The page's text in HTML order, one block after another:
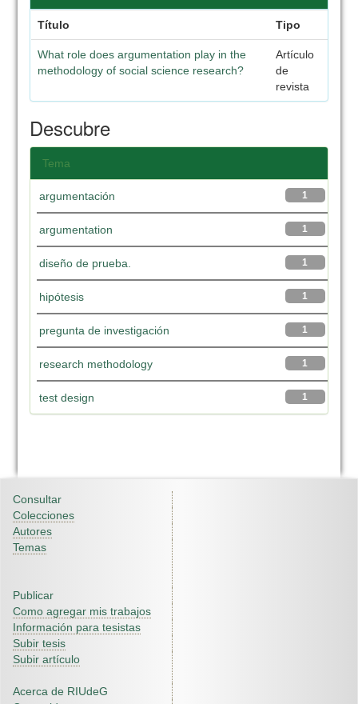
Título Tipo
What role does argumentation play in the
methodology of social science research?
Artículo
de
revista
Descubre
Tema
1
argumentación
1
argumentation
1
diseño de prueba.
1
hipótesis
1
pregunta de investigación
1
research methodology
1
test design
Consultar
Colecciones
Autores
Temas
Publicar
Como agregar mis trabajos
Información para tesistas
Subir tesis
Subir artículo
Acerca de RIUdeG